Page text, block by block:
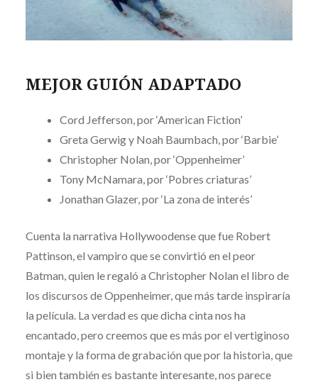
MEJOR GUIÓN ADAPTADO
Cord Jefferson, por ‘American Fiction’
Greta Gerwig y Noah Baumbach, por ‘Barbie’
Christopher Nolan, por ‘Oppenheimer’
Tony McNamara, por ‘Pobres criaturas’
Jonathan Glazer, por ‘La zona de interés’
Cuenta la narrativa Hollywoodense que fue Robert
Pattinson, el vampiro que se convirtió en el peor
Batman, quien le regaló a Christopher Nolan el libro de
los discursos de Oppenheimer, que más tarde inspiraría
la película. La verdad es que dicha cinta nos ha
encantado, pero creemos que es más por el vertiginoso
montaje y la forma de grabación que por la historia, que
si bien también es bastante interesante, nos parece